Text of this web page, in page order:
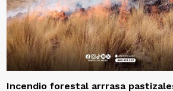
Incendio forestal arrrasa